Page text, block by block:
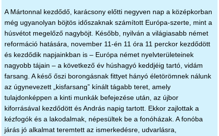
A Mártonnal kezdődő, karácsony előtti negyven nap a középkorban
még ugyanolyan böjtös időszaknak számított Európa-szerte, mint a
húsvétot megelőző nagyböjt. Később, nyilván a világiasabb német
reformáció hatására, november 11-én 11 óra 11 perckor kezdődött
és kezdődik napjainkban is – Európa német nyelvterületeinek
nagyobb tájain – a következő év húshagyó keddjéig tartó, vidám
farsang. A késő őszi borongásnak fittyet hányó életörömnek nálunk
az úgynevezett „kisfarsang” kínált tágabb teret, amely
tulajdonképpen a kinti munkák befejezése után, az újbor
kiforrásával kezdődött és András napig tartott. Ekkor zajlottak a
kézfogók és a lakodalmak, népesültek be a fonóházak. A fonóba
járás jó alkalmat teremtett az ismerkedésre, udvarlásra,